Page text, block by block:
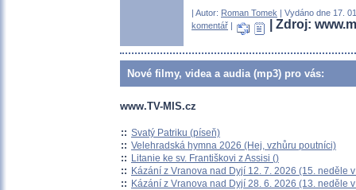
| Autor: Roman Tomek | Vydáno dne 17.
komentář | | Zdroj:
Nové filmy, videa a audia (mp3) pro vás:
www.TV-MIS.cz
:: Svatý Patriku (píseň)
:: Velehradská hymna 2026 (Hej, vzhůru poutníci)
:: Litanie ke sv. Františkovi z Assisi ()
:: Kázání z Vranova nad Dyjí 12. 7. 2026 (15. neděle
:: Kázání z Vranova nad Dyjí 28. 6. 2026 (13. neděle